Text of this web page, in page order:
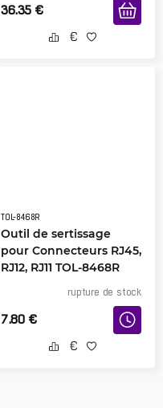
36.35 €
TOL-8468R
Outil de sertissage
pour Connecteurs RJ45,
RJ12, RJ11 TOL-8468R
rupture de stock
7.80 €